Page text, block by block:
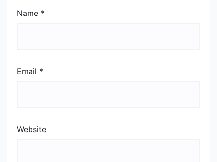
Name *
Email *
Website